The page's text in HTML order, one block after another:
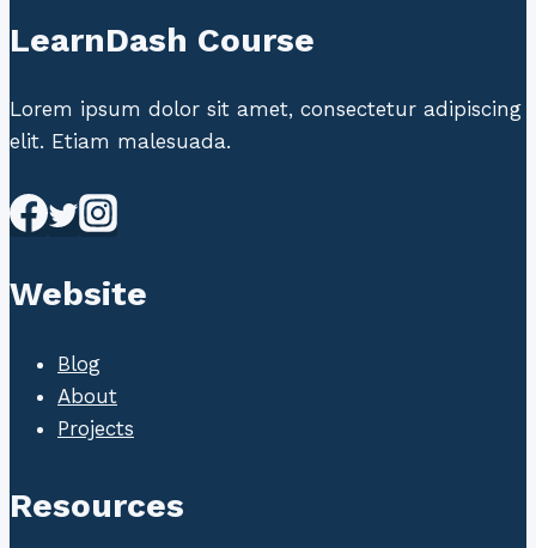
LearnDash Course
Lorem ipsum dolor sit amet, consectetur adipiscing
elit. Etiam malesuada.
Website
Blog
About
Projects
Resources